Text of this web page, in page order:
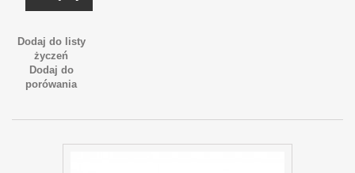
Dodaj do listy
życzeń
Dodaj do
porówania